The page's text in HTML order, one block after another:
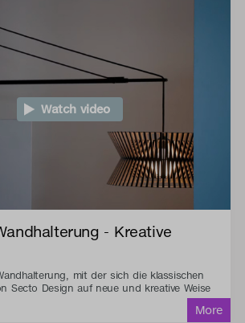
Watch video
- Kreative
mit der sich die klassischen
Secto Design auf neue und kreative Weise